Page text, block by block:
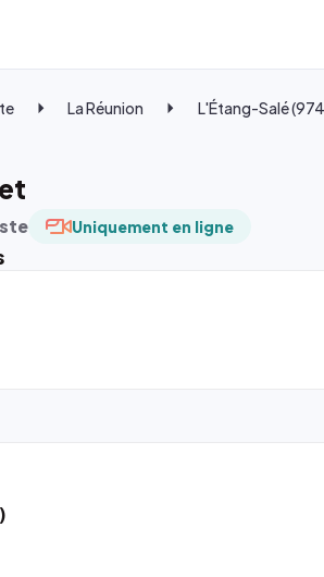
La Réunion L'Étang-Salé
Uniquement en ligne